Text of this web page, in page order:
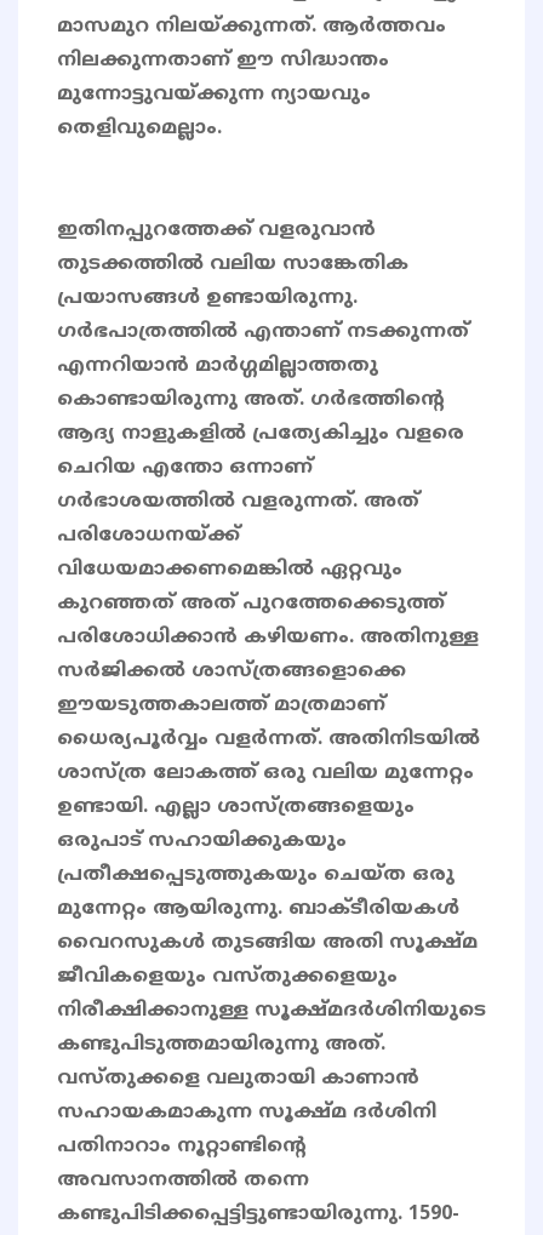
മാസമുറ നിലയ്ക്കുന്നത്. ആർത്തവം
നിലക്കുന്നതാണ് ഈ സിദ്ധാന്തം
മുന്നോട്ടുവയ്ക്കുന്ന ന്യായവും
തെളിവുമെല്ലാം.
ഇതിനപ്പുറത്തേക്ക് വളരുവാൻ
തുടക്കത്തിൽ വലിയ സാങ്കേതിക
പ്രയാസങ്ങൾ ഉണ്ടായിരുന്നു.
ഗർഭപാത്രത്തിൽ എന്താണ് നടക്കുന്നത്
എന്നറിയാൻ മാർഗ്ഗമില്ലാത്തതു
കൊണ്ടായിരുന്നു അത്. ഗർഭത്തിൻ്റെ
ആദ്യ നാളുകളിൽ പ്രത്യേകിച്ചും വളരെ
ചെറിയ എന്തോ ഒന്നാണ്
ഗർഭാശയത്തിൽ വളരുന്നത്. അത്
പരിശോധനയ്ക്ക്
വിധേയമാക്കണമെങ്കിൽ ഏറ്റവും
കുറഞ്ഞത് അത് പുറത്തേക്കെടുത്ത്
പരിശോധിക്കാൻ കഴിയണം. അതിനുള്ള
സർജിക്കൽ ശാസ്ത്രങ്ങളൊക്കെ
ഈയടുത്തകാലത്ത് മാത്രമാണ്
ധൈര്യപൂർവ്വം വളർന്നത്. അതിനിടയിൽ
ശാസ്ത്ര ലോകത്ത് ഒരു വലിയ മുന്നേറ്റം
ഉണ്ടായി. എല്ലാ ശാസ്ത്രങ്ങളെയും
ഒരുപാട് സഹായിക്കുകയും
പ്രതീക്ഷപ്പെടുത്തുകയും ചെയ്ത ഒരു
മുന്നേറ്റം ആയിരുന്നു. ബാക്ടീരിയകൾ
വൈറസുകൾ തുടങ്ങിയ അതി സൂക്ഷ്മ
ജീവികളെയും വസ്തുക്കളെയും
നിരീക്ഷിക്കാനുള്ള സൂക്ഷ്മദർശിനിയുടെ
കണ്ടുപിടുത്തമായിരുന്നു അത്.
വസ്തുക്കളെ വലുതായി കാണാൻ
സഹായകമാകുന്ന സൂക്ഷ്മ ദർശിനി
പതിനാറാം നൂറ്റാണ്ടിന്റെ
അവസാനത്തിൽ തന്നെ
കണ്ടുപിടിക്കപ്പെട്ടിട്ടുണ്ടായിരുന്നു. 1590-